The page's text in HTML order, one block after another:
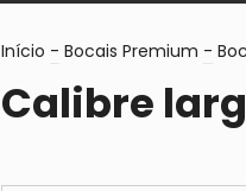
Início - Bocais Premium -
Calibre